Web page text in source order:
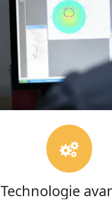
Technologie